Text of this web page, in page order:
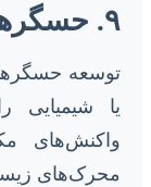
۹. حسگرها و عملگرهای زیستی
توسعه
یا شیمیایی
واکنش‌های
محرک‌های